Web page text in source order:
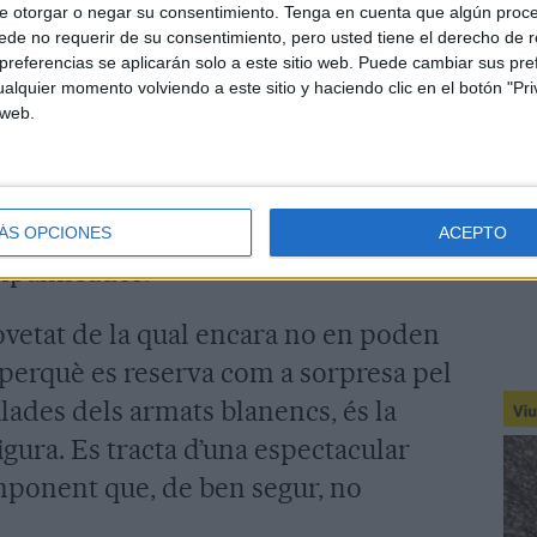
otorgar o negar su consentimiento. Tenga en cuenta que algún
no requerir de su consentimiento, pero usted tiene el derecho de
se aplicarán solo a este sitio web. Puede cambiar sus
momento volviendo a este sitio y haciendo clic en el botón
OPCIONES ACEPTO
diversos elements que ajuden al
sobre com eren aquestes
que atreu més l’atenció és la
que destaca per la seva
de campanya elaborada amb pell
anys. Completaran el conjunt
de la qual encara no en poden
es reserva com a sorpresa pel
dels armats blanencs, és la
Es tracta d’una espectacular
que, de ben segur, no